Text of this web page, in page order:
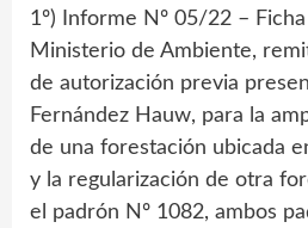
1º) Informe Nº 05/22 –
Ministerio de Ambiente,
de autorización previa
Fernández Hauw, para la
de una forestación ubicada
y la regularización de otra
el padrón Nº 1082, ambos